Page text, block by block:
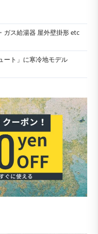
ガス給湯器 屋外壁掛形 etc
ート」に寒冷地モデル